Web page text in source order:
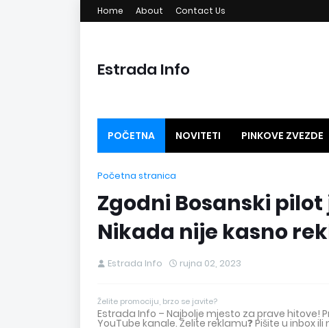
Home About Contact Us
Estrada Info
POČETNA NOVITETI PINKOVE ZVEZDE
GLAVNO NA ESTRADI
Početna stranica
Zgodni Bosanski
Nikada nije kasno
Estrada Info rujna 02, 2023
Želite promociju, brzo se javite?
Estrada Info – Najbolje mjesto za prave hitove!
YouTube kanale. Želite reklamu❓ Pišite u inbox